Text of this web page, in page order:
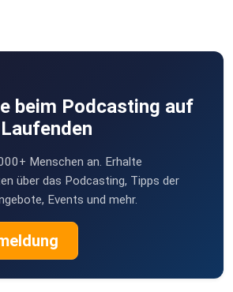
beim Podcasting auf
Menschen an. Erhalte
über das Podcasting, Tipps der
Events und mehr.